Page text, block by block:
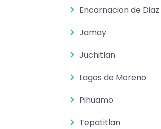
Encarnacion de Diaz
Jamay
Juchitlan
Lagos de Moreno
Pihuamo
Tepatitlan